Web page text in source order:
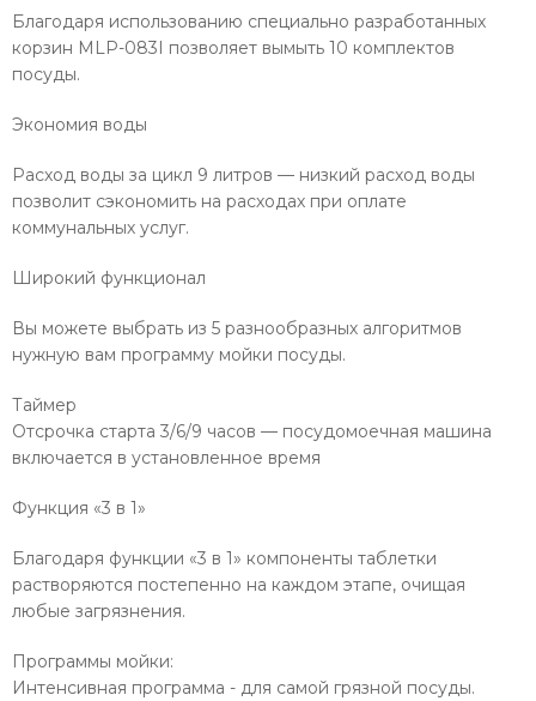
Благодаря использованию специально разработанных
корзин MLP-083I позволяет вымыть 10 комплектов
посуды.
Экономия воды
Расход воды за цикл 9 литров — низкий расход воды
позволит сэкономить на расходах при оплате
коммунальных услуг.
Широкий функционал
Вы можете выбрать из 5 разнообразных алгоритмов
нужную вам программу мойки посуды.
Таймер
Отсрочка старта 3/6/9 часов — посудомоечная машина
включается в установленное время
Функция «3 в 1»
Благодаря функции «3 в 1» компоненты таблетки
растворяются постепенно на каждом этапе, очищая
любые загрязнения.
Программы мойки:
Интенсивная программа - для самой грязной посуды.